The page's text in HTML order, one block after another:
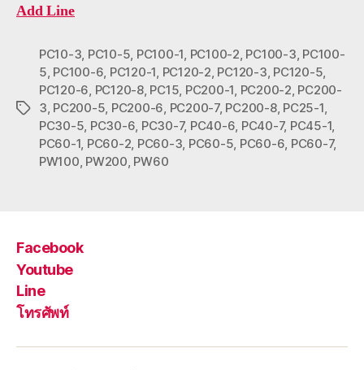
Add Line
Tags
PC10-3, PC10-5, PC100-1, PC100-2, PC100-3, PC100-
5, PC100-6, PC120-1, PC120-2, PC120-3, PC120-5,
PC120-6, PC120-8, PC15, PC200-1, PC200-2, PC200-
3, PC200-5, PC200-6, PC200-7, PC200-8, PC25-1,
PC30-5, PC30-6, PC30-7, PC40-6, PC40-7, PC45-1,
PC60-1, PC60-2, PC60-3, PC60-5, PC60-6, PC60-7,
PW100, PW200, PW60
Facebook
Youtube
Line
โทรศัพท์